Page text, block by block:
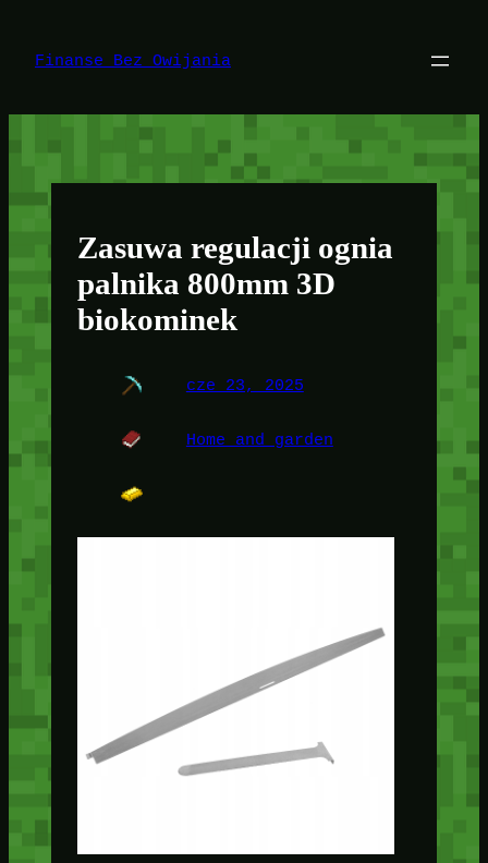
treści
Finanse Bez Owijania
Zasuwa regulacji ognia
palnika 800mm 3D
biokominek
cze 23, 2025
Home and garden